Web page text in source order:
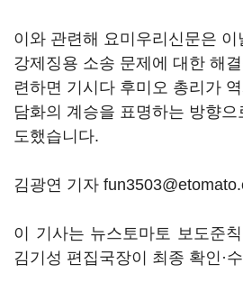
이와 관련해 요미우리신문은 이
강제징용 소송 문제에 대한 해
련하면 기시다 후미오 총리가
담화의 계승을 표명하는 방향
도했습니다.
김광연 기자
이 기사는 뉴스토마토 보도준
김기성 편집국장이 최종 확인·